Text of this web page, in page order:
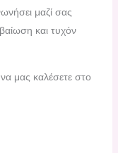
μαζί σας
και τυχόν
μας καλέσετε στο